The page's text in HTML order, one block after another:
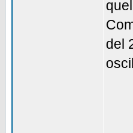
del